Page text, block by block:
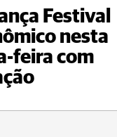
Festival
nesta
feira com